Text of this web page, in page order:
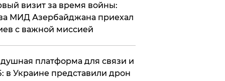
визит за время войны:
МИД Азербайджана приехал
с важной миссией
платформа для связи и
в Украине представили дрон